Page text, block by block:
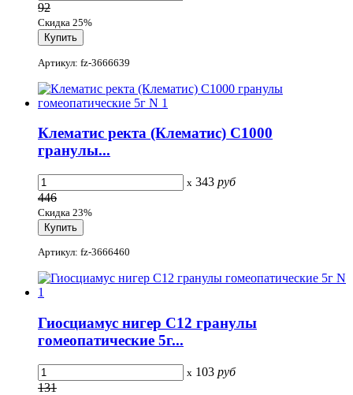
92
Скидка 25%
Артикул: fz-3666639
Клематис ректа (Клематис) С1000
гранулы...
x 343 руб
446
Скидка 23%
Артикул: fz-3666460
Гиосциамус нигер C12 гранулы
гомеопатические 5г...
x 103 руб
131